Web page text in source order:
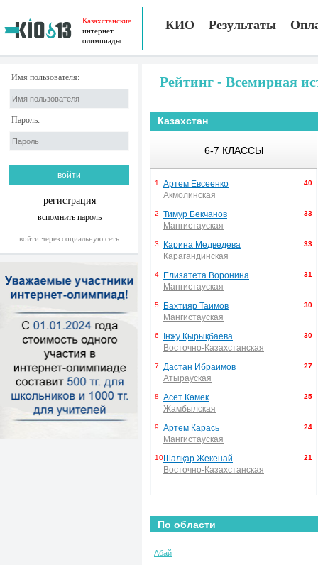
Казахстанские
интернет
олимпиады
КИО Результаты
Имя пользователя:
Пароль:
регистрация
вспомнить пароль
войти через социальную сеть
Рейтинг - Всемирная
Казахстан
6-7 КЛАССЫ
1
Артем Евсеенко
Акмолинская
40
2
Тимур Бекчанов
Мангистауская
33
3
Карина Медведева
Карагандинская
33
4
Елизатета Воронина
Мангистауская
31
5
Бахтияр Таимов
Мангистауская
30
6
Інжу Қырықбаева
Восточно-Казахстанская
30
7
Дастан Ибраимов
Атырауская
27
8
Асет Көмек
Жамбылская
25
9
Артем Карась
Мангистауская
24
10Шалқар Жекенай
Восточно-Казахстанская
21
По области
Абай